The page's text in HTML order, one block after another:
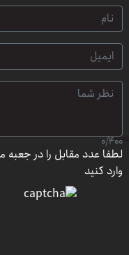
0/400
لطفا عدد مقابل را در جعبه
وارد کنید